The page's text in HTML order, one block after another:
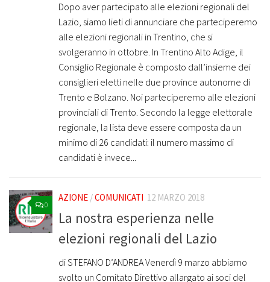
Dopo aver partecipato alle elezioni regionali del
Lazio, siamo lieti di annunciare che parteciperemo
alle elezioni regionali in Trentino, che si
svolgeranno in ottobre. In Trentino Alto Adige, il
Consiglio Regionale è composto dall’insieme dei
consiglieri eletti nelle due province autonome di
Trento e Bolzano. Noi parteciperemo alle elezioni
provinciali di Trento. Secondo la legge elettorale
regionale, la lista deve essere composta da un
minimo di 26 candidati: il numero massimo di
candidati è invece...
0
AZIONE /COMUNICATI 12 MARZO 2018
La nostra esperienza nelle
elezioni regionali del Lazio
di STEFANO D’ANDREA Venerdì 9 marzo abbiamo
svolto un Comitato Direttivo allargato ai soci del